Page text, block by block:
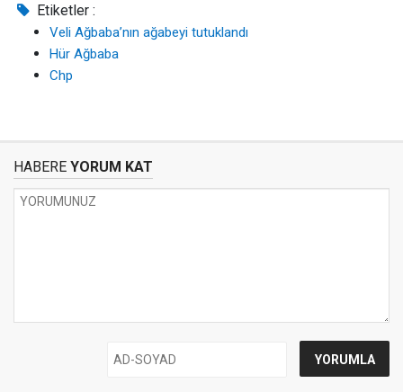
Etiketler :
Veli Ağbaba’nın ağabeyi tutuklandı
Hür Ağbaba
Chp
HABERE YORUM KAT